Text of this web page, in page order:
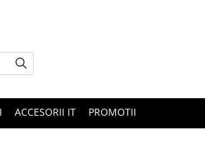
ACCESORII IT PROMOTII